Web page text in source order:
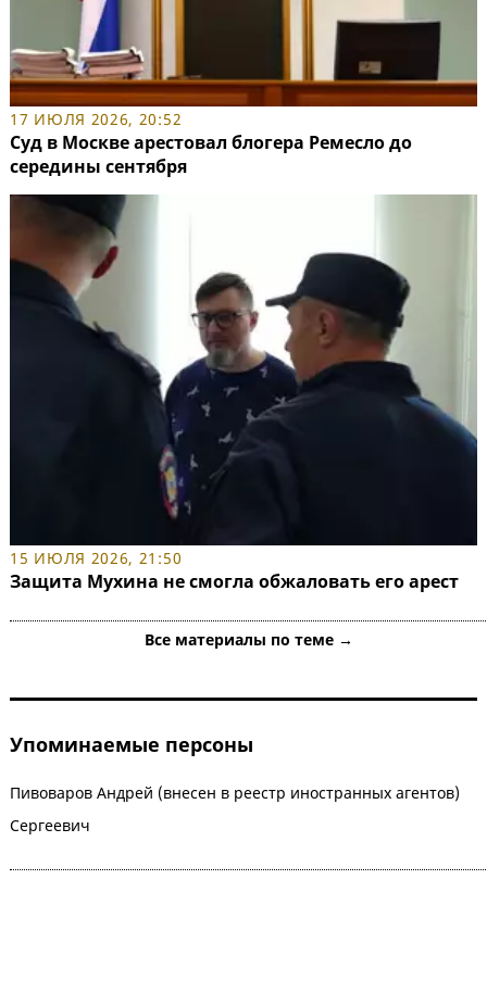
17 ИЮЛЯ 2026, 20:52
Суд в Москве арестовал блогера Ремесло до
середины сентября
15 ИЮЛЯ 2026, 21:50
Защита Мухина не смогла обжаловать его арест
Все материалы по теме →
Упоминаемые персоны
Пивоваров Андрей (внесен в реестр иностранных агентов)
Сергеевич